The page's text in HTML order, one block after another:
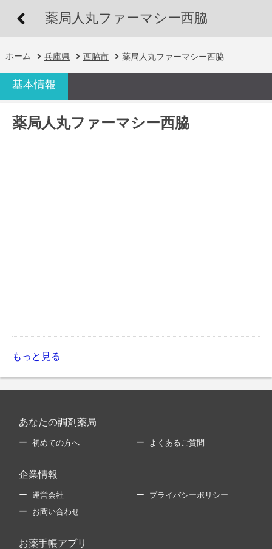
薬局人丸ファーマシー西脇
ホーム 兵庫県 西脇市 薬局人丸ファーマシー西脇
基本情報
薬局人丸ファーマシー西脇
もっと見る
あなたの調剤薬局
初めての方へ よくあるご質問
企業情報
運営会社 プライバシーポリシー
お問い合わせ
お薬手帳アプリ